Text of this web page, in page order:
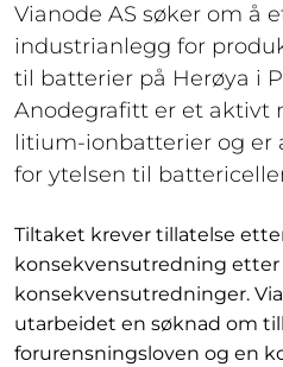
Vianode AS søker om å
industrianlegg for
til batterier på Herøya i
Anodegrafitt er et aktivt
litium-ionbatterier og er
for ytelsen til
Tiltaket krever tillatelse
konsekvensutredning etter
konsekvensutredninger.
utarbeidet en søknad om
forurensningsloven og en